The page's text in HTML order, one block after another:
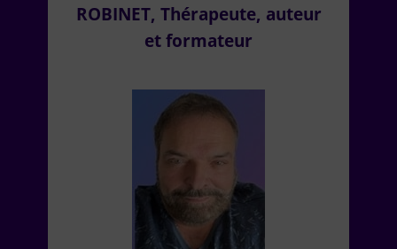
ROBINET, Thérapeute, auteur
et formateur